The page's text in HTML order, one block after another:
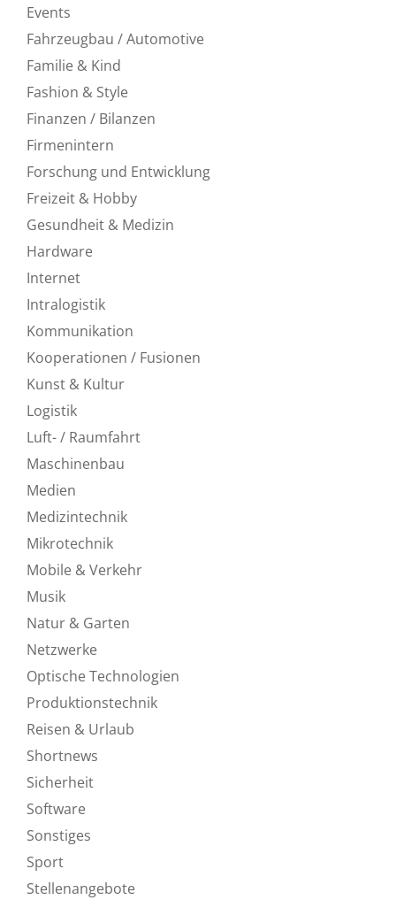
Events
Fahrzeugbau / Automotive
Familie & Kind
Fashion & Style
Finanzen / Bilanzen
Firmenintern
Forschung und Entwicklung
Freizeit & Hobby
Gesundheit & Medizin
Hardware
Internet
Intralogistik
Kommunikation
Kooperationen / Fusionen
Kunst & Kultur
Logistik
Luft- / Raumfahrt
Maschinenbau
Medien
Medizintechnik
Mikrotechnik
Mobile & Verkehr
Musik
Natur & Garten
Netzwerke
Optische Technologien
Produktionstechnik
Reisen & Urlaub
Shortnews
Sicherheit
Software
Sonstiges
Sport
Stellenangebote